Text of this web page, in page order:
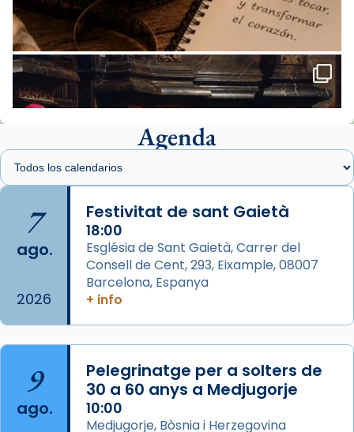
Mons. Sergi Gordo, bisbe de Tortosa, ha
presidit aquest 27 de juliol la missa de Les
Santes de Mataró.
🔗tinyurl.com/cvu5jmbk
📸 J. Merino
de Barcelona.
2 weeks ago
Aquest dilluns, 27 de juliol, ha tingut lloc la
missa d’acció de gràcies en agraïment al
comitè organitzador de la visita apostòlica
L’arquebisbe de Barcelona, el cardenal Joan
Josep Omella, ha presidit la missa i l’ha
concelebrat el bisbe auxiliar de Barcelona,
Mons. David Abadías.
Agenda
7
ago.
2026
Festivitat de sant Gaietà
18:00
Església de Sant Gaietà, Carrer del
Consell de Cent, 293, Eixample, 08007
Barcelona, Espanya
+ info
9
ago.
Pelegrinatge per a solters de
30 a 60 anys a Medjugorje
10:00
Medjugorje, Bòsnia i Herzegovina